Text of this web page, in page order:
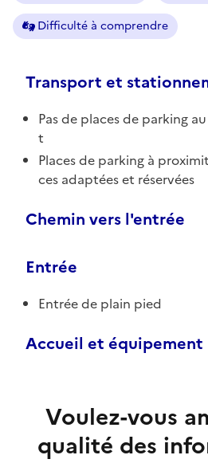
Difficulté à comprendre
Transport et
Pas de places de parking
t
Places de parking à
ces adaptées et réservées
Chemin vers l'entrée
Entrée
Entrée de plain pied
Accueil et équipement
Voulez-vous
qualité des